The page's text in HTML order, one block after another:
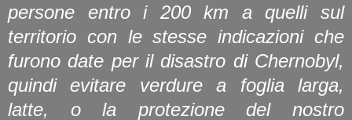
persone entro i 200 km a quelli sul
territorio con le stesse indicazioni che
furono date per il disastro di Chernobyl,
quindi evitare verdure a foglia larga,
latte, o la protezione del nostro